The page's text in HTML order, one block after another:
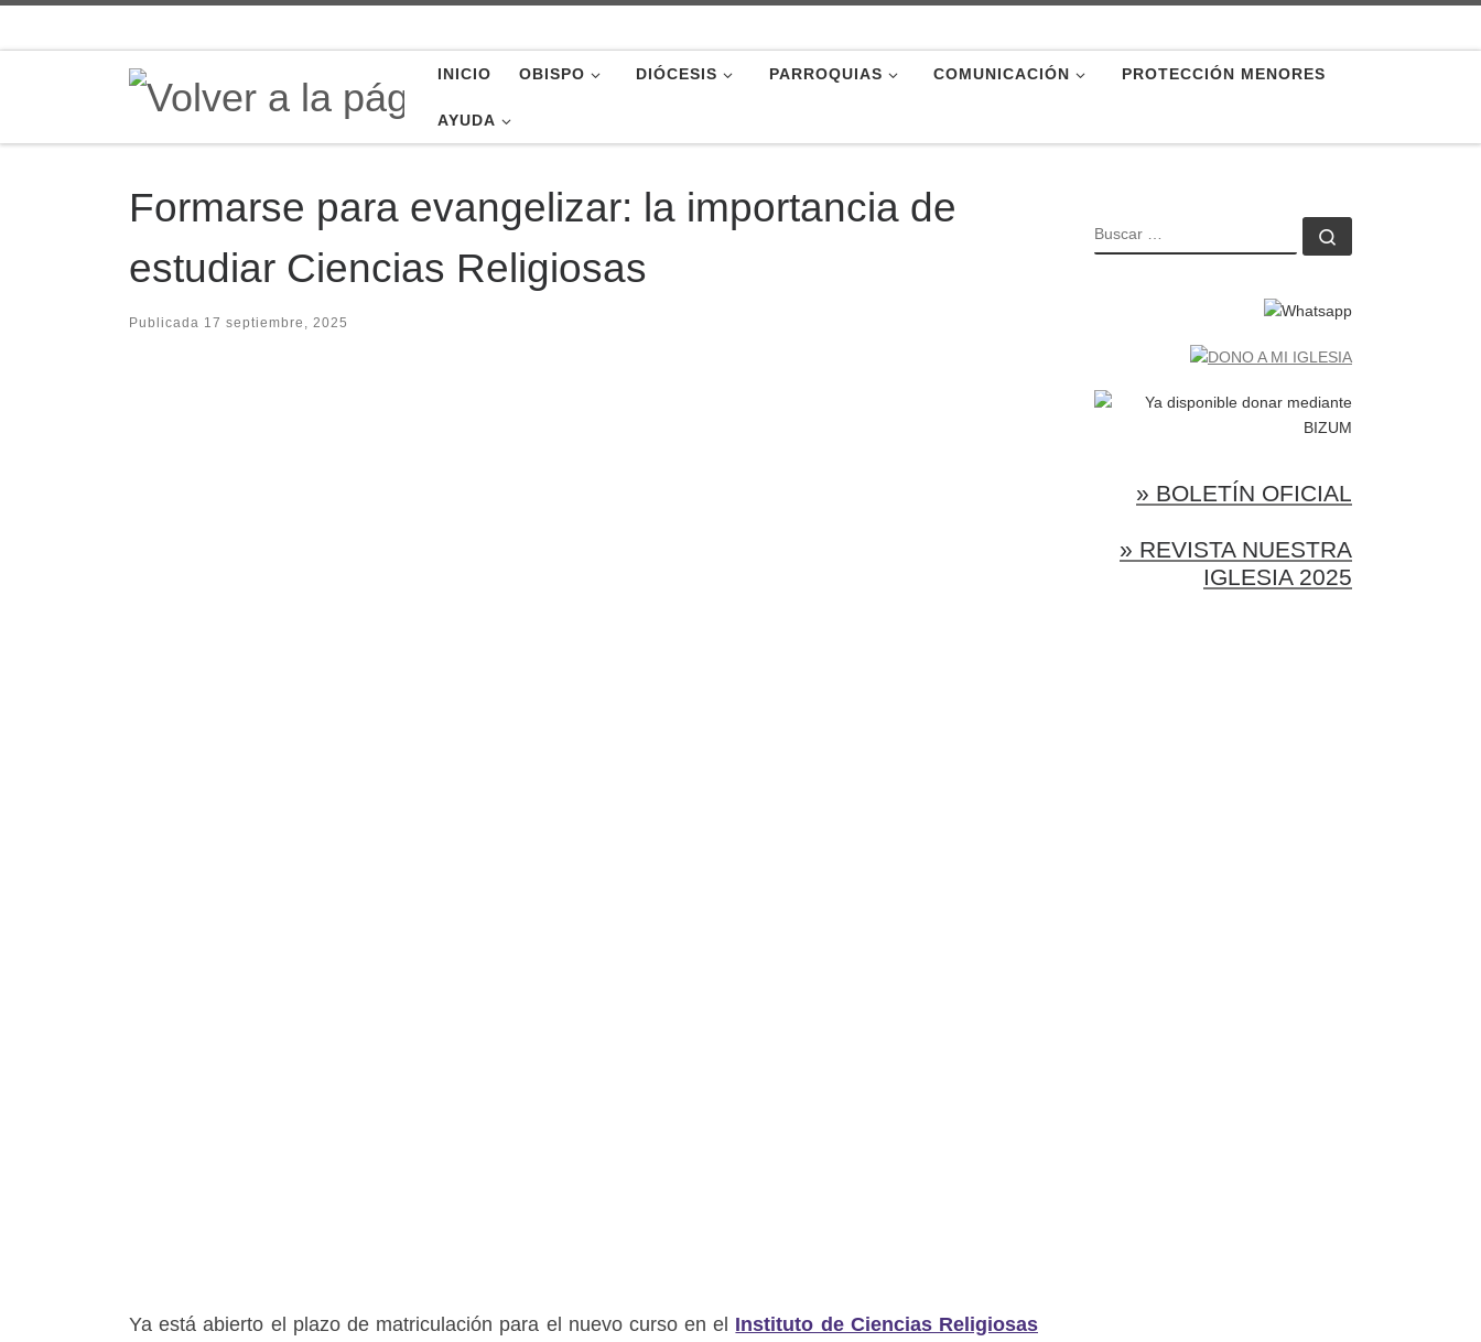
INICIO OBISPO DIÓCESIS PARROQUIAS COMUNICACIÓN PROTECCIÓN MENORES
AYUDA
Formarse para evangelizar: la importancia de
estudiar Ciencias Religiosas
Publicada 17 septiembre, 2025
Ya está abierto el plazo de matriculación para el nuevo curso en el Instituto de Ciencias Religiosas
BUSCAR
» BOLETÍN OFICIAL
» REVISTA NUESTRA
IGLESIA 2025